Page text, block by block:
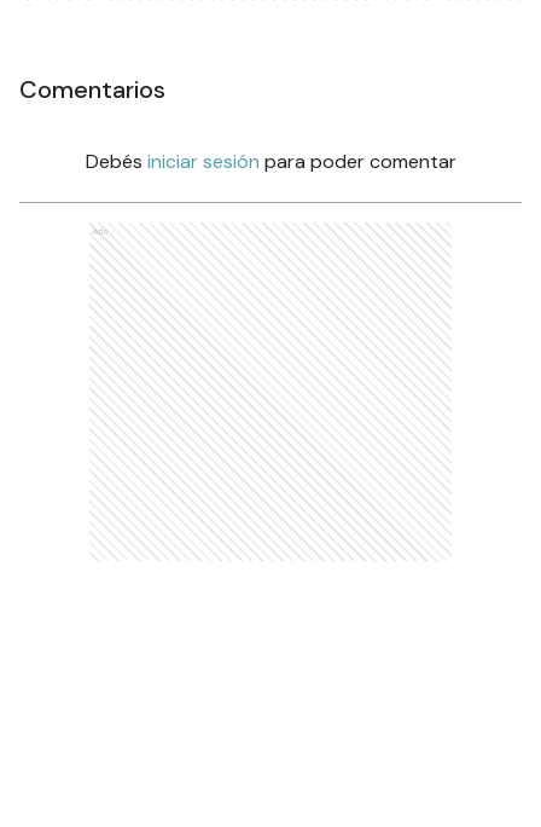
Comentarios
Debés iniciar sesión para poder comentar
Ads